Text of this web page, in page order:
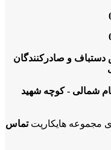
و صادرکنندگان
شمالی - کوچه شهید
مجموعه هایکارپتتماس